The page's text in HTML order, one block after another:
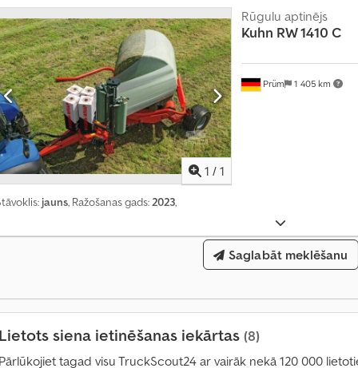
1 / 1
Prüm 1 405 km
Rūgulu aptinējs
Kuhn RW 1410 C
jauns, Ražošanas gads:2023,
Saglabāt meklēšanu
siena ietinēšanas iekārtas (8)
tagad visu TruckScout24 ar vairāk nekā 120 000
s
ī
i
1
4
0
0
i